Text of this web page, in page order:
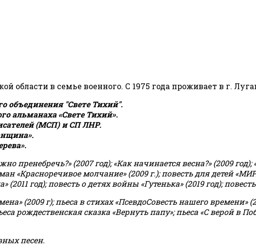
области в семье военного. С 1975 года проживает в г.
объединения "Свете Тихий".
альманаха «Свете Тихий».
(МСП) и СП ЛНР.
.
пренебречь?» (2007 год); «Как начинается весна?» (2009 год);
«Красноречивое молчание» (2009 г.); повесть для детей
год); повесть о детях войны «Гутенька» (2019 год);
(2009 г); пьеса в стихах «ПсевдоСовесть нашего времени»
рождественская сказка «Вернуть папу»; пьеса «С верой в
песен.